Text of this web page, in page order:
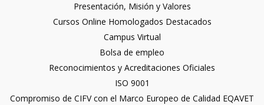
Presentación, Misión y Valores
Cursos Online Homologados Destacados
Campus Virtual
Bolsa de empleo
Reconocimientos y Acreditaciones Oficiales
ISO 9001
Compromiso de CIFV con el Marco Europeo de Calidad EQAVET